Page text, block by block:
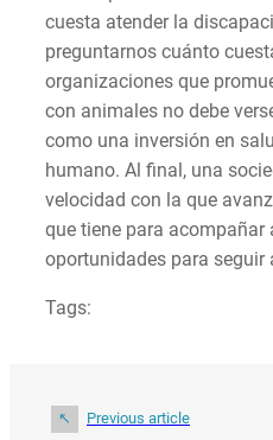
cuesta atender la
preguntarnos cuánto
organizaciones que
con animales no debe
como una inversión en
humano. Al final, una
velocidad con la que
que tiene para acompañar
oportunidades para seguir
Tags:
Previous article